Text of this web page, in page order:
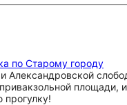
по Старому городу
Александровской
прогулку!